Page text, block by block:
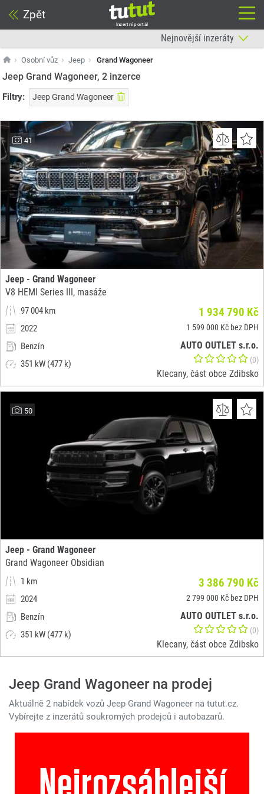
Zpět
Inzertní portál
Osobní vůz Jeep Grand Wagoneer
Jeep Grand Wagoneer, 2 inzerce
Filtry: Jeep Grand Wagoneer
41
Jeep - Grand Wagoneer
V8 HEMI Series III, masáže
97 004 km
2022
Benzín
351 kW (477 k)
1 934 790 Kč
1 599 000 Kč bez DPH
AUTO OUTLET s.r.o.
(0)
Klecany, část obce Zdibsko
50
Jeep - Grand Wagoneer
Grand Wagoneer Obsidian
1 km
2024
Benzín
351 kW (477 k)
3 386 790 Kč
2 799 000 Kč bez DPH
AUTO OUTLET s.r.o.
(0)
Klecany, část obce Zdibsko
Jeep Grand Wagoneer na prodej
Aktuálně 2 nabídek vozů Jeep Grand Wagoneer na tutut.cz.
Vybírejte z inzerátů soukromých prodejců i autobazarů.